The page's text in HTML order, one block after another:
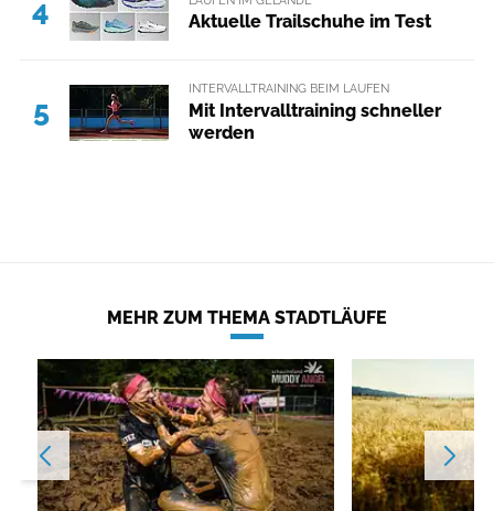
4 Aktuelle Trailschuhe im Test
5
INTERVALLTRAINING BEIM LAUFEN
Mit Intervalltraining schneller
werden
MEHR ZUM THEMA STADTLÄUFE